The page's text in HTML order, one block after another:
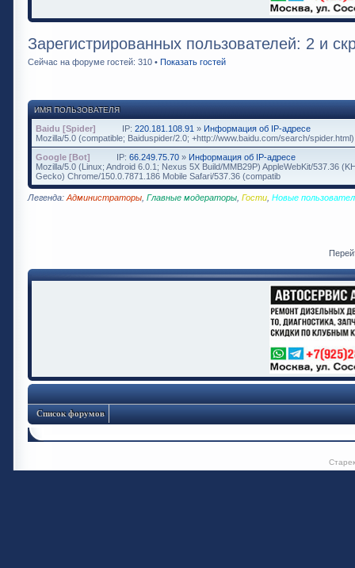
Зарегистрированных пользователей: 2 и
Сейчас на форуме гостей: 310 • Показать гостей
ИМЯ ПОЛЬЗОВАТЕЛЯ
Baidu [Spider] IP: 220.181.108.91 » Информация об IP-адресе
Mozilla/5.0 (compatible; Baiduspider/2.0; +http://www.baidu.com/search/spider.html)
Google [Bot]
IP: 66.249.75.70 » Информация об IP-адресе
Mozilla/5.0 (Linux; Android 6.0.1; Nexus 5X Build/MMB29P) AppleWebKit/537.36
Gecko) Chrome/150.0.7871.186 Mobile Safari/537.36 (compatib
Легенда: Администраторы Главные модераторы Гости Новые
Список форумов